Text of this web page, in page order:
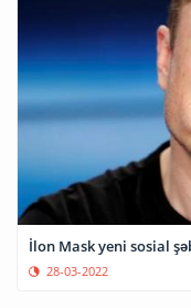
İlon Mask yeni sosial
28-03-2022